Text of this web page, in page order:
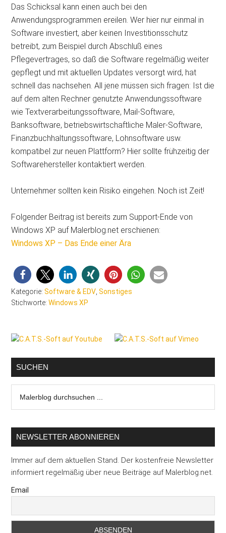
Das Schicksal kann einen auch bei den
Anwendungsprogrammen ereilen. Wer hier nur einmal in
Software investiert, aber keinen Investitionsschutz
betreibt, zum Beispiel durch Abschluß eines
Pflegevertrages, so daß die Software regelmäßig weiter
gepflegt und mit aktuellen Updates versorgt wird, hat
schnell das nachsehen. All jene müssen sich fragen: Ist die
auf dem alten Rechner genutzte Anwendungssoftware
wie Textverarbeitungssoftware, Mail-Software,
Banksoftware, betriebswirtschaftliche Maler-Software,
Finanzbuchhaltungssoftware, Lohnsoftware usw.
kompatibel zur neuen Plattform? Hier sollte frühzeitig der
Softwarehersteller kontaktiert werden.
Unternehmer sollten kein Risiko eingehen. Noch ist Zeit!
Folgender Beitrag ist bereits zum Support-Ende von
Windows XP auf Malerblog.net erschienen:
Windows XP – Das Ende einer Ära
Kategorie:Software & EDV ,Sonstiges
Stichworte:Windows XP
Seitenspalte
SUCHEN
durchsuchen
NEWSLETTER ABONNIEREN
Immer auf dem aktuellen Stand. Der kostenfreie Newsletter
informiert regelmäßig über neue Beiträge auf Malerblog.net.
Email